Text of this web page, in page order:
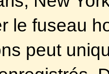
avez
utilisateurs,
peuvent avoir
Veuillez ne pas